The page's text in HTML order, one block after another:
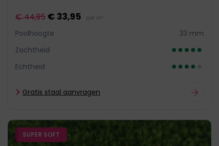
€ 44,95 € 33,95 per m²
Poolhoogte
33 mm
Zachtheid
Echtheid
Gratis staal aanvragen
SUPER SOFT